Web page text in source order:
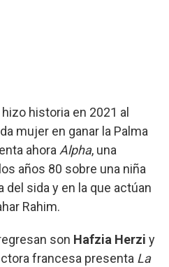
hizo historia en 2021 al
mujer en ganar la Palma
ahoraAlpha, una
años 80 sobre una niña
sida y en la que actúan
Rahim.
son Hafzia Herzi y
francesa presenta La